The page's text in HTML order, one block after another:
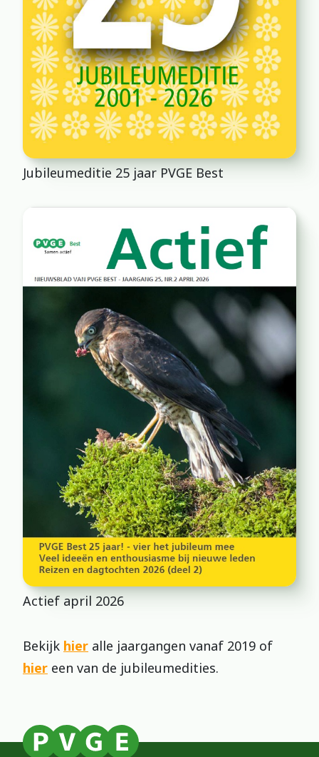
Jubileumeditie 25 jaar PVGE Best
Actief april 2026
Bekijk hier alle jaargangen vanaf 2019 of
hier een van de jubileumedities.